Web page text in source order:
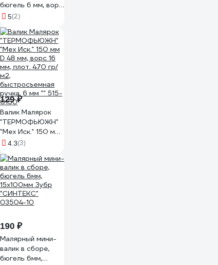
бюгель 6 мм, ворс
11 мм, полиакрил
стандарт mini
904-4060
11608019
5(2)
129 ₽
Валик Малярок
"ТЕРМОФЬЮЖН"
"Мех Иск." 150 мм
D 48 мм, ворс 16
м2,
быстросъемная
ручка, 6 мм "" 515-
0150
4.3(3)
190 ₽
Малярный мини-
валик в сборе,
бюгель 6мм,